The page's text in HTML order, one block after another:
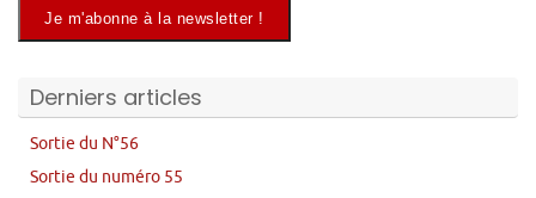
Derniers articles
Sortie du N°56
Sortie du numéro 55